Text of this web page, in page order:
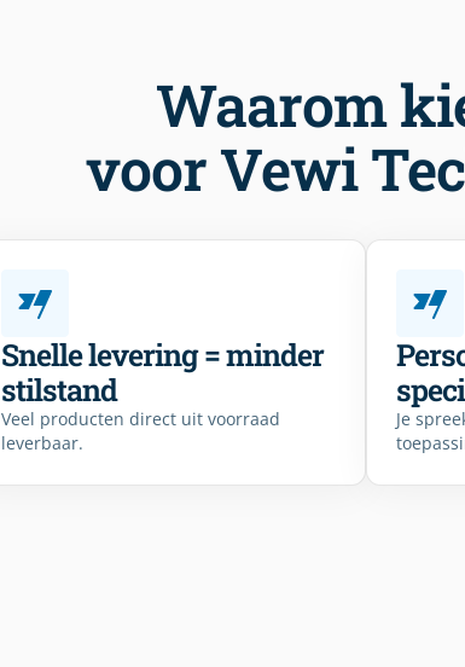
Waarom
voor Vewi
Snelle levering = minder
stilstand
Veel producten direct uit voorraad
leverbaar.
Je